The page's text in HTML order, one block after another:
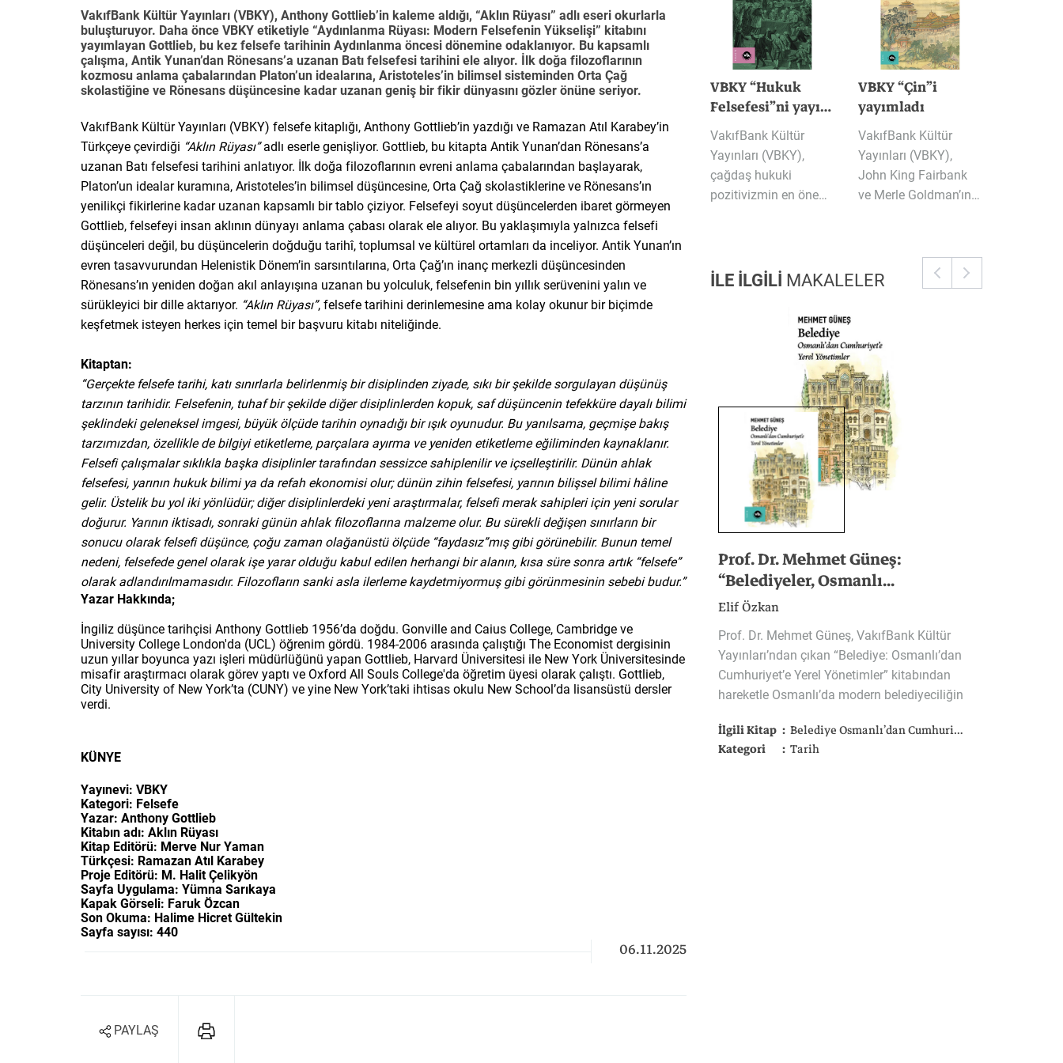
VakıfBank Kültür Yayınları (VBKY), Anthony Gottlieb’in kaleme aldığı, “Aklın Rüyası” adlı eseri okurlarla
buluşturuyor. Daha önce VBKY etiketiyle “Aydınlanma Rüyası: Modern Felsefenin Yükselişi” kitabını
yayımlayan Gottlieb, bu kez felsefe tarihinin Aydınlanma öncesi dönemine odaklanıyor. Bu kapsamlı
çalışma, Antik Yunan’dan Rönesans’a uzanan Batı felsefesi tarihini ele alıyor. İlk doğa filozoflarının
kozmosu anlama çabalarından Platon’un idealarına, Aristoteles’in bilimsel sisteminden Orta Çağ
skolastiğine ve Rönesans düşüncesine kadar uzanan geniş bir fikir dünyasını gözler önüne seriyor.
VakıfBank Kültür Yayınları (VBKY) felsefe kitaplığı, Anthony Gottlieb’in yazdığı ve Ramazan Atıl Karabey’in
Türkçeye çevirdiği “Aklın Rüyası”adlı eserle genişliyor. Gottlieb, bu kitapta Antik Yunan’dan Rönesans’a
uzanan Batı felsefesi tarihini anlatıyor. İlk doğa filozoflarının evreni anlama çabalarından başlayarak,
Platon’un idealar kuramına, Aristoteles’in bilimsel düşüncesine, Orta Çağ skolastiklerine ve Rönesans’ın
yenilikçi fikirlerine kadar uzanan kapsamlı bir tablo çiziyor. Felsefeyi soyut düşüncelerden ibaret görmeyen
Gottlieb, felsefeyi insan aklının dünyayı anlama çabası olarak ele alıyor. Bu yaklaşımıyla yalnızca felsefi
düşünceleri değil, bu düşüncelerin doğduğu tarihî, toplumsal ve kültürel ortamları da inceliyor. Antik Yunan’ın
evren tasavvurundan Helenistik Dönem’in sarsıntılarına, Orta Çağ’ın inanç merkezli düşüncesinden
Rönesans’ın yeniden doğan akıl anlayışına uzanan bu yolculuk, felsefenin bin yıllık serüvenini yalın ve
sürükleyici bir dille aktarıyor. “Aklın Rüyası”, felsefe tarihini derinlemesine ama kolay okunur bir biçimde
keşfetmek isteyen herkes için temel bir başvuru kitabı niteliğinde.
Kitaptan:
“Gerçekte felsefe tarihi, katı sınırlarla belirlenmiş bir disiplinden ziyade, sıkı bir şekilde sorgulayan düşünüş
tarzının tarihidir. Felsefenin, tuhaf bir şekil­de diğer disiplinlerden kopuk, saf düşüncenin tefekküre dayalı bilimi
şeklindeki geleneksel imgesi, büyük ölçüde tarihin oynadığı bir ışık oyunudur. Bu yanılsa­ma, geçmişe bakış
tarzımızdan, özellikle de bilgiyi etiketleme, parçalara ayırma ve yeniden etiketleme eğiliminden kaynaklanır.
Felsefi çalışmalar sıklıkla başka disiplinler tarafından sessizce sahiplenilir ve içselleştirilir. Dünün ahlak
felsefesi, yarının hukuk bilimi ya da refah ekonomisi olur; dünün zihin felsefesi, yarının bilişsel bilimi hâline
gelir. Üstelik bu yol iki yönlüdür; diğer disiplinlerdeki yeni araştırmalar, felsefi merak sahipleri için yeni sorular
doğurur. Yarının iktisadı, sonraki günün ahlak filozoflarına malzeme olur. Bu sürekli değişen sınırların bir
sonucu olarak felsefi düşünce, çoğu zaman olağanüstü ölçüde “faydasız”mış gibi görünebilir. Bunun temel
nedeni, felsefede genel olarak işe yarar olduğu kabul edilen herhangi bir alanın, kısa süre sonra artık “felsefe”
olarak adlandırılmama­sıdır. Filozofların sanki asla ilerleme kaydetmiyormuş gibi görünmesinin sebebi budur.”
Yazar Hakkında;
İngiliz düşünce tarihçisi Anthony Gottlieb 1956’da doğdu. Gonville and Caius College, Cambridge ve
University College London'da (UCL) öğrenim gördü. 1984-2006 arasında çalıştığı The Economist dergisinin
uzun yıllar boyunca yazı işleri müdürlüğünü yapan Gottlieb, Harvard Üniversitesi ile New York Üniversitesinde
misafir araştırmacı olarak görev yaptı ve Oxford All Souls College'da öğretim üyesi olarak çalıştı. Gottlieb,
City University of New York’ta (CUNY) ve yine New York’taki ihtisas okulu New School’da lisansüstü dersler
verdi.
KÜNYE
Yayınevi: VBKY
Kategori: Felsefe
Yazar: Anthony Gottlieb
Kitabın adı: Aklın Rüyası
Kitap Editörü: Merve Nur Yaman
Türkçesi: Ramazan Atıl Karabey
Proje Editörü: M. Halit Çelikyön
Sayfa Uygulama: Yümna Sarıkaya
Kapak Görseli: Faruk Özcan
Son Okuma: Halime Hicret Gültekin
Sayfa sayısı: 440
06.11.2025
PAYLAŞ
VBKY “Hukuk
Felsefesi”ni yayımladı
VakıfBank Kültür
Yayınları (VBKY),
çağdaş hukuki
pozitivizmin en önemli temsilcilerinden Andrei Marmor’un kaleme aldığı “Hukuk Felsefesi” adlı kitabı okurlarla buluşturuyor. Bu kapsamlı çalışma hukuk felsefesinin temel tartışmalarına odaklanıyor; pozitivist gelenekle eleştirel bir diyaloğa girerek geçerlilik, normatiflik, yorum ve hukuk dili etrafındaki meseleleri yoğun fakat anlaşılır bir üslupla ele alıyor.
VBKY “Çin”i
yayımladı
VakıfBank Kültür
Yayınları (VBKY),
John King Fairbank
ve Merle Goldman’ın kaleme aldığı “Çin” adlı kitabı okurlarla buluşturuyor. Bu kapsamlı çalışma Çin’in yükselişini tarihsel derinliğiyle kavramak isteyenler için güçlü ve ufuk açıcı bir rehber olma özelliği taşıyor.
İLE İLGİLİ MAKALELER
Prof. Dr. Mehmet Güneş:
“Belediyeler, Osmanlı...
Elif Özkan
Prof. Dr. Mehmet Güneş, VakıfBank Kültür
Yayınları’ndan çıkan “Belediye: Osmanlı’dan
Cumhuriyet’e Yerel Yönetimler” kitabından
hareketle Osmanlı’da modern belediyeciliğin
İlgili Kitap
Belediye Osmanlı’dan Cumhuriyet’e Yerel Yönetimler
Kategori
Tarih